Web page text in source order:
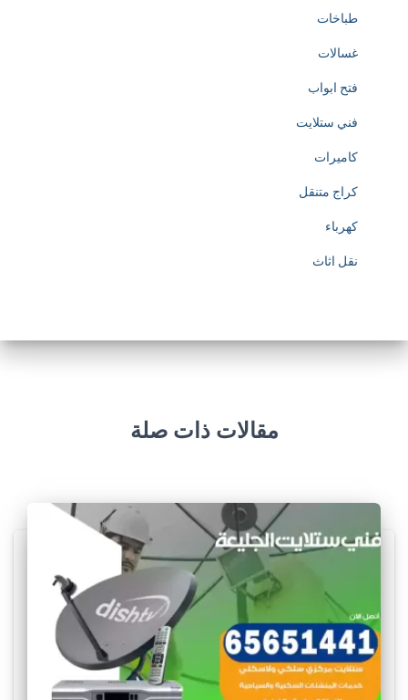
طباخات
غسالات
فتح ابواب
فني ستلايت
كاميرات
كراج متنقل
كهرباء
نقل اثاث
مقالات ذات صلة